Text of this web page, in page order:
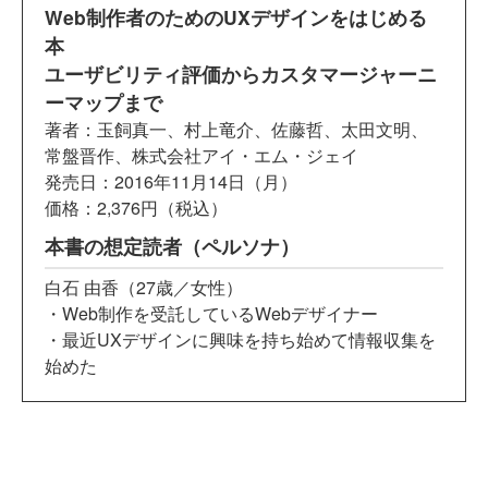
Web制作者のためのUXデザインをはじめる
本
ユーザビリティ評価からカスタマージャーニ
ーマップまで
著者：玉飼真一、村上竜介、佐藤哲、太田文明、
常盤晋作、株式会社アイ・エム・ジェイ
発売日：2016年11月14日（月）
価格：2,376円（税込）
本書の想定読者（ペルソナ）
白石 由香（27歳／女性）
・Web制作を受託しているWebデザイナー
・最近UXデザインに興味を持ち始めて情報収集を
始めた